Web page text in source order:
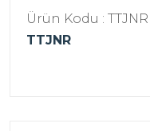
Ürün Kodu : TTJNR
TTJNR